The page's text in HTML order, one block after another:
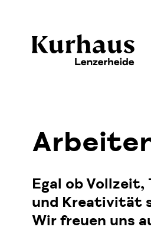
Egal ob
und Kreativität
Wir freuen uns